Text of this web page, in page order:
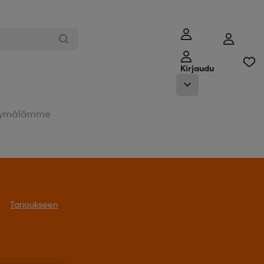
Kirjaudu
Tarjoukseen